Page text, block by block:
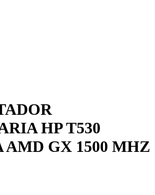
HP T530
AMD GX 1500 MHZ